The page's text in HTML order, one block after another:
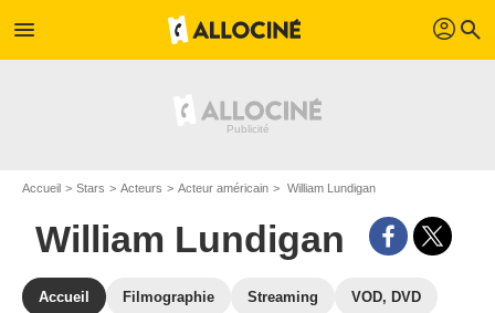
menu profil search
Accueil Stars Acteurs Acteur américain William Lundigan
William Lundigan
Accueil Filmographie Streaming VOD, DVD